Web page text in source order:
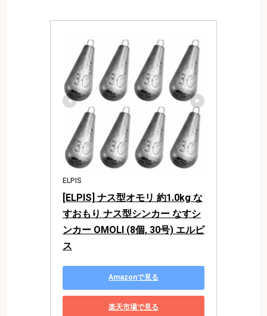
ELPIS
[ELPIS] ナス型オモリ 約1.0kg な
すおもり ナス型シンカー なすシ
ンカー OMOLI (8個, 30号) エルピ
ス
Amazonで見る
楽天市場で見る